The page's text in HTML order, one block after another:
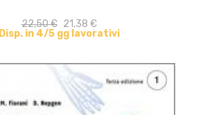
22,50 € 21,38 €
Disp. in 4/5 gg lavorativi